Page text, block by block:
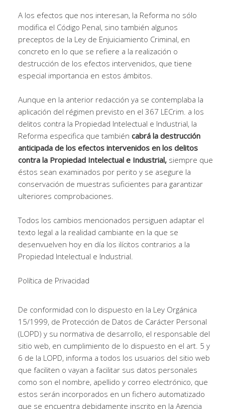
A los efectos que nos interesan, la Reforma no sólo
modifica el Código Penal, sino también algunos
preceptos de la Ley de Enjuiciamiento Criminal, en
concreto en lo que se refiere a la realización o
destrucción de los efectos intervenidos, que tiene
especial importancia en estos ámbitos.
Aunque en la anterior redacción ya se contemplaba la
aplicación del régimen previsto en el 367 LECrim. a los
delitos contra la Propiedad Intelectual e Industrial, la
Reforma especifica que también cabrá la destrucción
anticipada de los efectos intervenidos en los delitos
contra la Propiedad Intelectual e Industrial, siempre que
éstos sean examinados por perito y se asegure la
conservación de muestras suficientes para garantizar
ulteriores comprobaciones.
Todos los cambios mencionados persiguen adaptar el
texto legal a la realidad cambiante en la que se
desenvuelven hoy en día los ilícitos contrarios a la
Propiedad Intelectual e Industrial.
Política de Privacidad
De conformidad con lo dispuesto en la Ley Orgánica
15/1999, de Protección de Datos de Carácter Personal
(LOPD) y su normativa de desarrollo, el responsable del
sitio web, en cumplimiento de lo dispuesto en el art. 5 y
6 de la LOPD, informa a todos los usuarios del sitio web
que faciliten o vayan a facilitar sus datos personales
como son el nombre, apellido y correo electrónico, que
estos serán incorporados en un fichero automatizado
que se encuentra debidamente inscrito en la Agencia